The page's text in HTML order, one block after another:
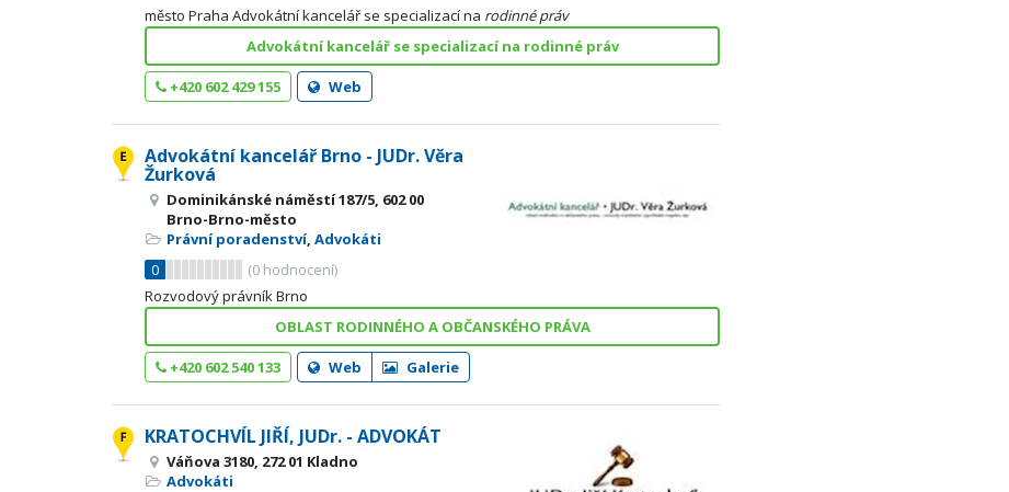
město Praha Advokátní kancelář se specializací na rodinné práv
Advokátní kancelář se specializací na rodinné práv
+420 602 429 155 Web
Advokátní kancelář Brno - JUDr. Věra
Žurková
Dominikánské náměstí 187/5, 602 00
Brno-Brno-město
Právní poradenství, Advokáti
0
(0 hodnocení)
Rozvodový právník Brno
OBLAST RODINNÉHO A OBČANSKÉHO PRÁVA
+420 602 540 133 Web Galerie
KRATOCHVÍL JIŘÍ, JUDr. - ADVOKÁT
Váňova 3180, 272 01 Kladno
Advokáti